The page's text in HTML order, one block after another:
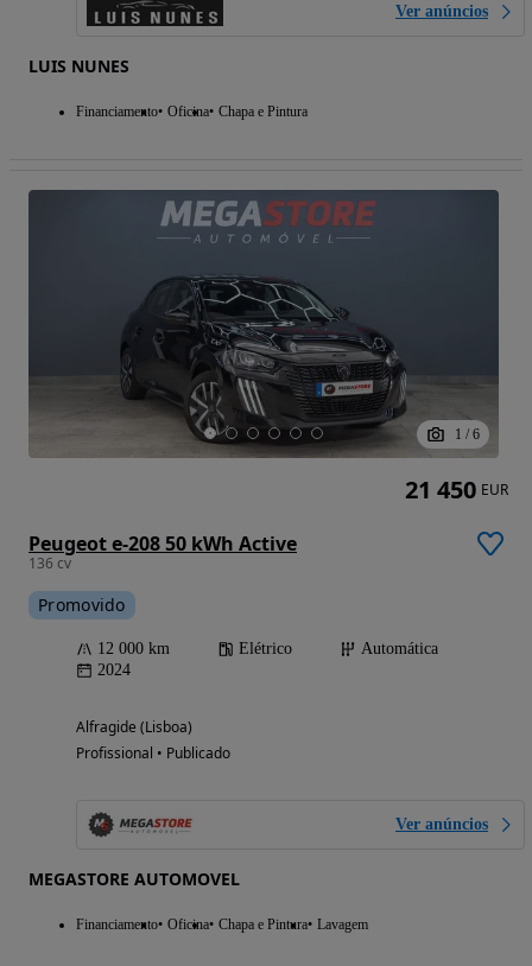
Ver anúncios
LUIS NUNES
Financiamento Oficina Chapa e Pintura
1 / 6
Peugeot e-208 50 kWh Active
136 cv
Promovido
12 000 km Elétrico
Automática
2024
Alfragide (Lisboa)
Profissional • Publicado
Ver anúncios
MEGASTORE AUTOMOVEL
Financiamento Oficina Chapa e Pintura Lavagem
21 450 EUR